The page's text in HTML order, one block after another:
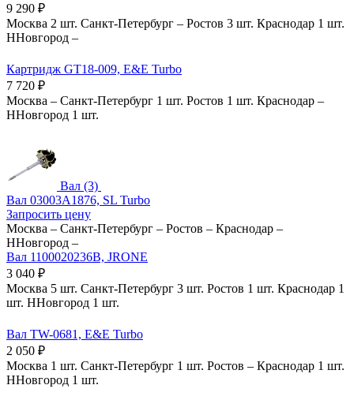
9 290 ₽
Москва 2 шт. Санкт-Петербург – Ростов 3 шт. Краснодар 1 шт.
ННовгород –
Картридж GT18-009, E&E Turbo
7 720 ₽
Москва – Санкт-Петербург 1 шт. Ростов 1 шт. Краснодар –
ННовгород 1 шт.
Вал (3)
Вал 03003A1876, SL Turbo
Запросить цену
Москва – Санкт-Петербург – Ростов – Краснодар –
ННовгород –
Вал 1100020236B, JRONE
3 040 ₽
Москва 5 шт. Санкт-Петербург 3 шт. Ростов 1 шт. Краснодар 1
шт. ННовгород 1 шт.
Вал TW-0681, E&E Turbo
2 050 ₽
Москва 1 шт. Санкт-Петербург 1 шт. Ростов – Краснодар 1 шт.
ННовгород 1 шт.